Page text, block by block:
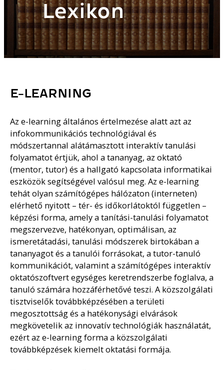
Lexikon
E-LEARNING
Az e-learning általános értelmezése alatt azt az
infokommunikációs technológiával és
módszertannal alátámasztott interaktív tanulási
folyamatot értjük, ahol a tananyag, az oktató
(mentor, tutor) és a hallgató kapcsolata informatikai
eszközök segítségével valósul meg. Az e-learning
tehát olyan számítógépes hálózaton (interneten)
elérhető nyitott – tér- és időkorlátoktól független –
képzési forma, amely a tanítási-tanulási folyamatot
megszervezve, hatékonyan, optimálisan, az
ismeretátadási, tanulási módszerek birtokában a
tananyagot és a tanulói forrásokat, a tutor-tanuló
kommunikációt, valamint a számítógépes interaktív
oktatószoftvert egységes keretrendszerbe foglalva, a
tanuló számára hozzáférhetővé teszi. A közszolgálati
tisztviselők továbbképzésében a területi
megosztottság és a hatékonysági elvárások
megkövetelik az innovatív technológiák használatát,
ezért az e-learning forma a közszolgálati
továbbképzések kiemelt oktatási formája.